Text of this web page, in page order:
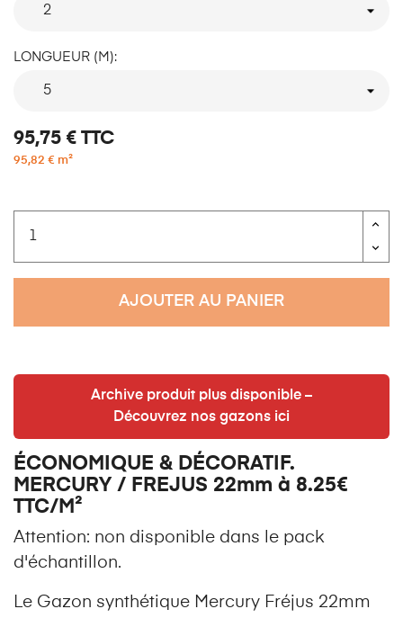
LONGUEUR (M):
95,75 € TTC
95,82 € m²
AJOUTER AU PANIER
Archive produit plus disponible –
Découvrez nos gazons ici
ÉCONOMIQUE & DÉCORATIF.
MERCURY / FREJUS 22mm à 8.25€
TTC/M²
Attention: non disponible dans le pack
d'échantillon.
Le Gazon synthétique Mercury Fréjus 22mm